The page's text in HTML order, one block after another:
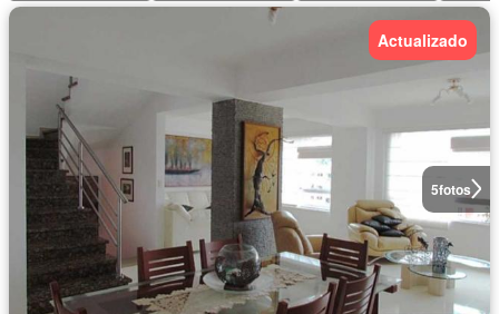
5fotos
Actualizado